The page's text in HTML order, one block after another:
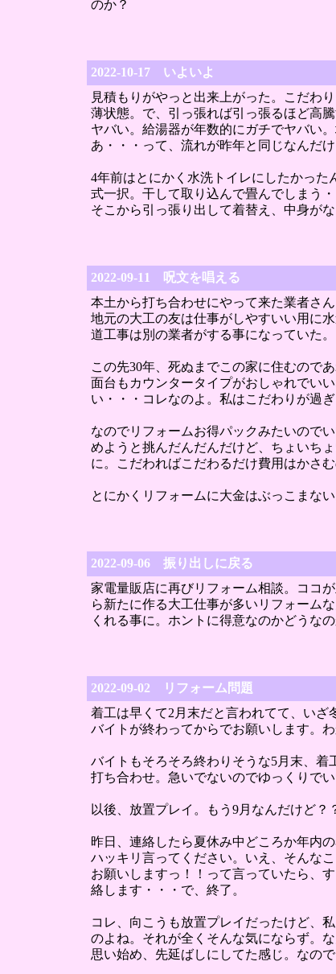
のか？
2022-10-17 いよいよ
見積もりがやっと出来上がった。こだわ
薄状態。で、引っ張れば引っ張るほど高
ヤバい。給湯器が年数的にガチでヤバい
あ・・・って、流れが昨年と同じなんだ
4年前はとにかく水洗トイレにしたかっ
式一択。干して取り込んで畳んでしまう
そこから引っ張り出して着替え、中身が
2022-09-11 呪文を唱える
本土から打ち合わせにやって来た業者さ
地元の大工の友は仕事がしやすいい用に
道工事は別の業者がする事になっていた。
この先30年、死ぬまでこの家に住むので
面台もカウンタータイプがおしゃれでい
い・・・コレなのよ。私はこだわりが過ぎ
なのでリフォームお得パックみたいので
めようと挑んだんだんだけど、ちょいち
に。こだわればこだわるだけ費用はかさむ
とにかくリフォームに大金はぶっこまな
2022-09-06 振り出しに戻る
家電量販店に再びリフォーム相談。ココ
ら新たに作る大工仕事が多いリフォーム
くれる事に。ホントに得意なのかどうな
2022-09-02 リフォーム問題
着工は早くて2月末だと言われてて、いざ
バイトが終わってからでお願いします。わ
バイトもそろそろ終わりそうな5月末、
打ち合わせ。急いでないのでゆっくりで
以後、放置プレイ。もう9月なんだけど？
昨日、連絡したら夏休み中どころか年内
ハッキリ言ってください。いえ、そんな
お願いしますっ！！って言っていたら、
絡します・・・で、終了。
コレ、向こうも放置プレイだったけど、
のよね。それが全くそんな気にならず。
思い始め、先延ばしにしてた感じ。なの